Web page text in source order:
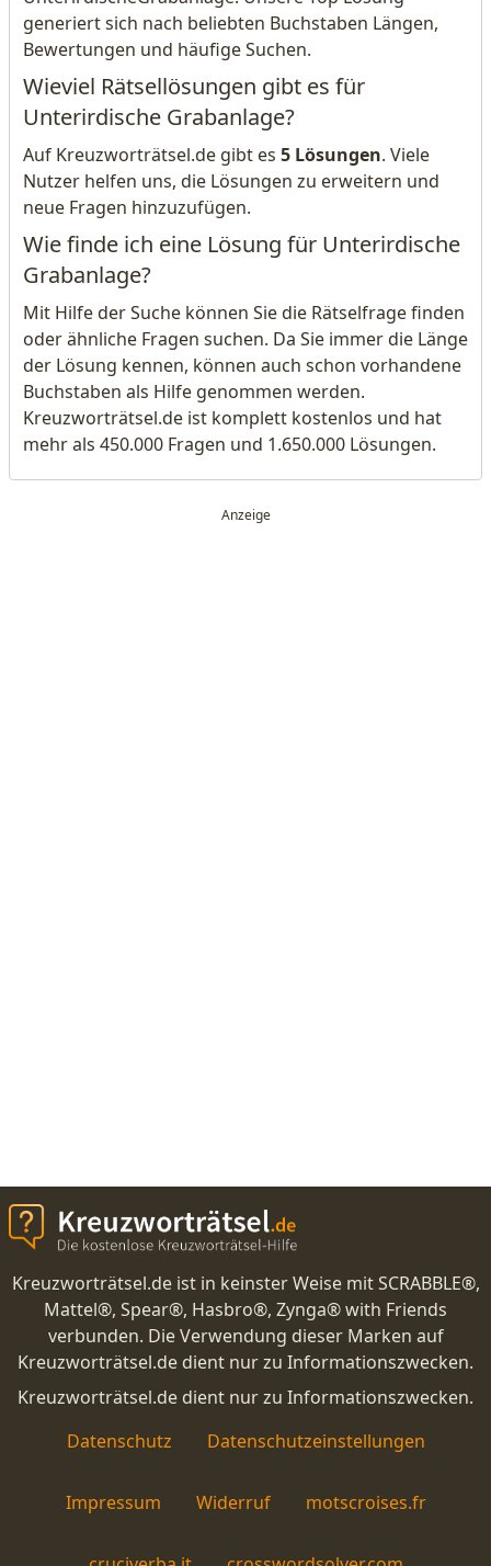
generiert sich nach beliebten Buchstaben Längen,
Bewertungen und häufige Suchen.
Wieviel Rätsellösungen gibt es für
Unterirdische Grabanlage?
Auf Kreuzworträtsel.de gibt es 5 Lösungen. Viele
Nutzer helfen uns, die Lösungen zu erweitern und
neue Fragen hinzuzufügen.
Wie finde ich eine Lösung für Unterirdische
Grabanlage?
Mit Hilfe der Suche können Sie die Rätselfrage finden
oder ähnliche Fragen suchen. Da Sie immer die Länge
der Lösung kennen, können auch schon vorhandene
Buchstaben als Hilfe genommen werden.
Kreuzworträtsel.de ist komplett kostenlos und hat
mehr als 450.000 Fragen und 1.650.000 Lösungen.
Kreuzworträtsel.de ist in keinster Weise mit SCRABBLE®,
Mattel®, Spear®, Hasbro®, Zynga® with Friends
verbunden. Die Verwendung dieser Marken auf
Kreuzworträtsel.de dient nur zu Informationszwecken.
Kreuzworträtsel.de dient nur zu Informationszwecken.
Datenschutz
Datenschutzeinstellungen
Impressum Widerruf motscroises.fr